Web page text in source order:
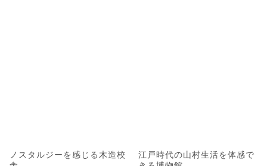
ノスタルジーを感じる木造校
江戸時代の山村生活を体感で